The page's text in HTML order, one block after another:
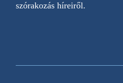
szórakozás híreiről.